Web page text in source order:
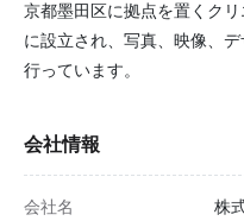
京都墨田区に拠点を置くク
に設立され、写真、映像、
行っています。
会社情報
会社名 株